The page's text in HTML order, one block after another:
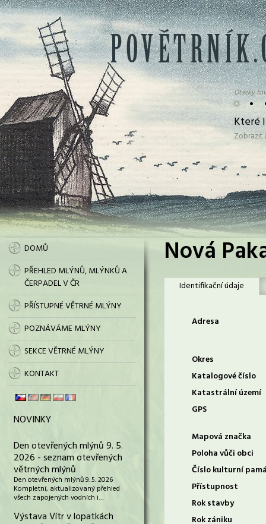
• •
Otázky
Které
DOMŮ
PŘEHLED MLÝNŮ, MLÝNKŮ A
ČERPADEL V ČR
PŘÍSTUPNÉ VĚTRNÉ MLÝNY
POZNÁVÁME MLÝNY
SEKCE VĚTRNÉ MLÝNY
KONTAKT
NOVINKY
Den otevřených mlýnů 9. 5.
2026 - seznam otevřených
větrných mlýnů
Den otevřených mlýnů 9. 5. 2026
Kompletní, aktualizovaný přehled
všech zapojených vodních i…
Výstava Vítr v lopatkách
Nová
Identifikační údaje
Adresa
Okres
Katalogové číslo
Katastrální území
GPS
Mapová značka
Poloha vůči obci
Číslo kulturní
Přístupnost
Rok stavby
Rok zániku